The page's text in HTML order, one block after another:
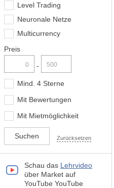
Level Trading
Neuronale Netze
Multicurrency
Preis
-
Mind. 4 Sterne
Mit Bewertungen
Mit Mietmöglichkeit
Zurücksetzen
Schau das Lehrvideo
über Market auf
YouTube YouTube